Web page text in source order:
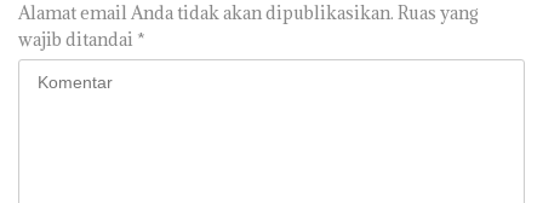
Alamat email Anda tidak akan dipublikasikan. Ruas yang
wajib ditandai *